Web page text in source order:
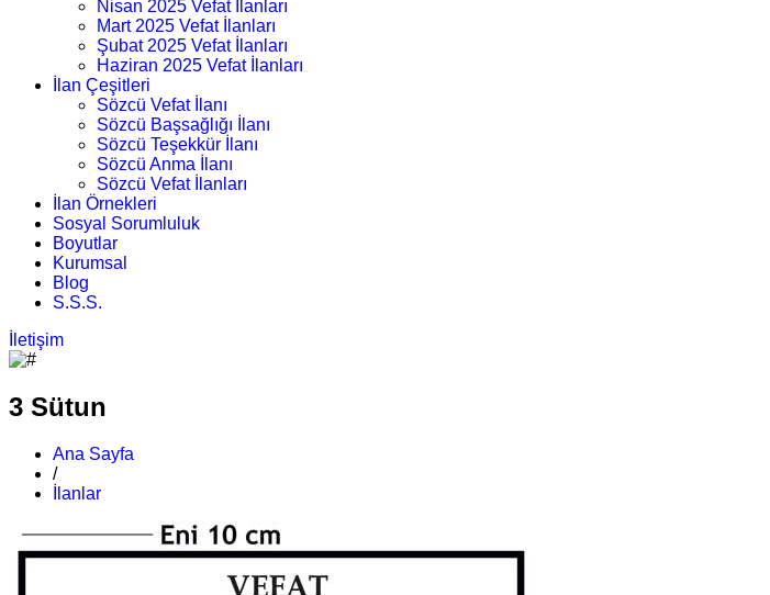
Nisan 2025 Vefat İlanları
Mart 2025 Vefat İlanları
Şubat 2025 Vefat İlanları
Haziran 2025 Vefat İlanları
İlan Çeşitleri
Sözcü Vefat İlanı
Sözcü Başsağlığı İlanı
Sözcü Teşekkür İlanı
Sözcü Anma İlanı
Sözcü Vefat İlanları
İlan Örnekleri
Sosyal Sorumluluk
Boyutlar
Kurumsal
Blog
S.S.S.
İletişim
3 Sütun
Ana Sayfa
/
İlanlar